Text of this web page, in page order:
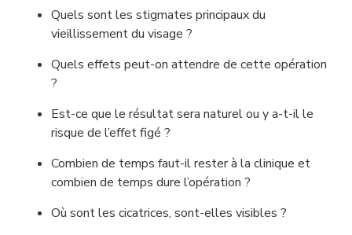
Quels sont les stigmates principaux du
vieillissement du visage ?
Quels effets peut-on attendre de cette opération
?
Est-ce que le résultat sera naturel ou y a-t-il le
risque de l’effet figé ?
Combien de temps faut-il rester à la clinique et
combien de temps dure l’opération ?
Où sont les cicatrices, sont-elles visibles ?